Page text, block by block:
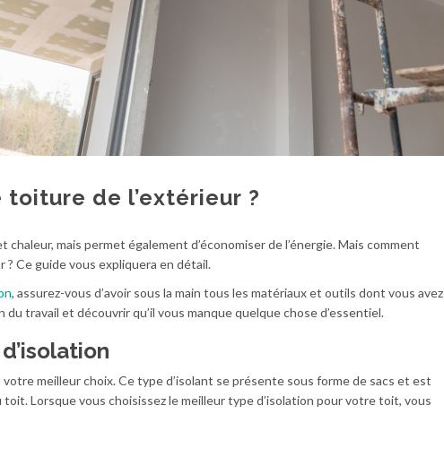
de l’extérieur ?
mais permet également d’économiser de l’énergie. Mais comment
Ce guide vous expliquera en détail.
, assurez-vous d’avoir sous la main tous les matériaux et outils dont vous avez
travail et découvrir qu’il vous manque quelque chose d’essentiel.
meilleur choix. Ce type d’isolant se présente sous forme de sacs et est
Lorsque vous choisissez le meilleur type d’isolation pour votre toit, vous